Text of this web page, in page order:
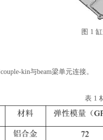
图 1
couple-kin与beam梁单元连接。
表 1